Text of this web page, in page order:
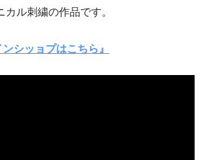
ル刺繍の作品です。
シッョプはこちら』